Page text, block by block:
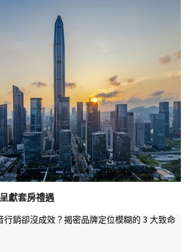
獻套房禮遇